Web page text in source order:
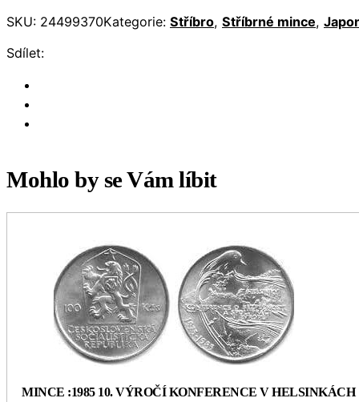
SKU: 24499370Kategorie: Stříbro, Stříbrné mince,
Sdílet:
Mohlo by se Vám líbit
MINCE :1985 10. VÝROČÍ KONFERENCE V HELSINKÁCH